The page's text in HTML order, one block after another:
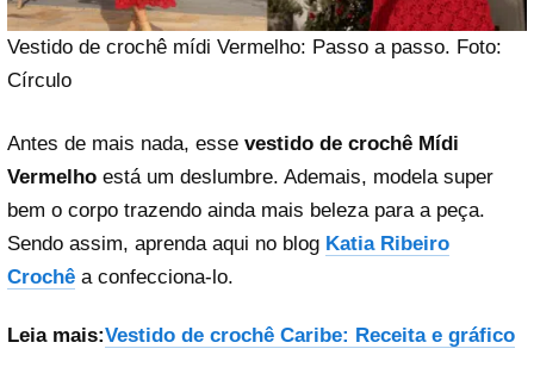
Vestido de crochê mídi Vermelho: Passo a passo. Foto:
Círculo
Antes de mais nada, esse vestido de crochê Mídi
Vermelho está um deslumbre. Ademais, modela super
bem o corpo trazendo ainda mais beleza para a peça.
Sendo assim, aprenda aqui no blog Katia Ribeiro
Crochê a confecciona-lo.
Leia mais:Vestido de crochê Caribe: Receita e gráfico